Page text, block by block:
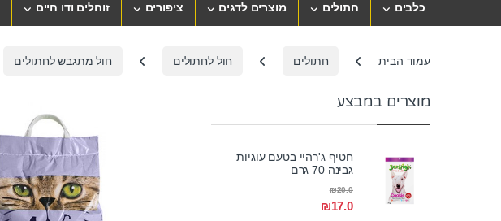
כלבים חתולים מוצרים לדגים ציפורים זוחלים ודו חיים
עמוד הבית חתולים חול לחתולים חול מתגבש לחתולים
מוצרים במבצע
חטיף ג'רהיי בטעם עוגיות
גבינה 70 גרם
₪17.0
₪20.0